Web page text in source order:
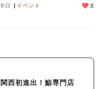
日 イベント 3
関西初進出！鮨専門店